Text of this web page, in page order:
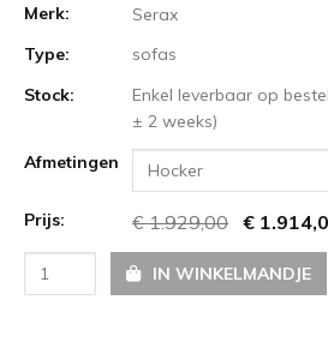
Merk:
Serax
Type:
sofas
Stock:
Enkel leverbaar op
± 2 weeks)
Afmetingen
Hocker
Prijs: € 1.929,00 €
IN WINKELMANDJE